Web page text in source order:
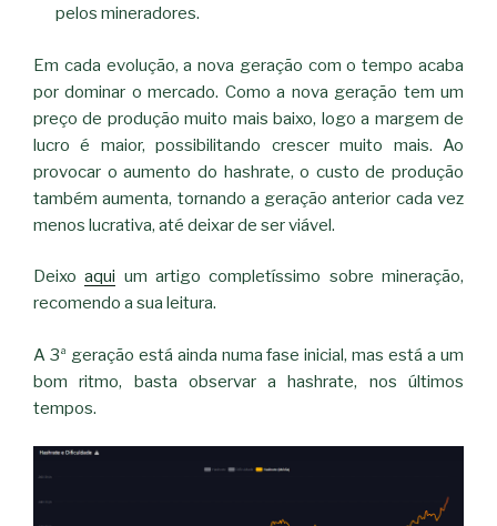
pelos mineradores.
Em cada evolução, a nova geração com o tempo acaba
por dominar o mercado. Como a nova geração tem um
preço de produção muito mais baixo, logo a margem de
lucro é maior, possibilitando crescer muito mais. Ao
provocar o aumento do hashrate, o custo de produção
também aumenta, tornando a geração anterior cada vez
menos lucrativa, até deixar de ser viável.
Deixoaqui um artigo completíssimo sobre mineração,
recomendo a sua leitura.
A 3ª geração está ainda numa fase inicial, mas está a um
bom ritmo, basta observar a hashrate, nos últimos
tempos.